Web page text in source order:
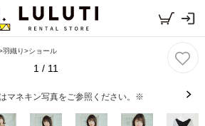
羽織り>ショール
1 / 11
マネキン写真をご参照ください。※